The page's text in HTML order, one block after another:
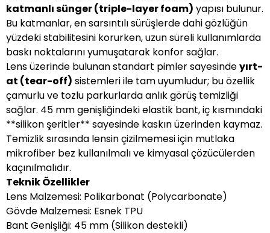
katmanlı sünger (triple-layer foam) yapısı bulunur.
Bu katmanlar, en sarsıntılı sürüşlerde dahi gözlüğün
yüzdeki stabilitesini korurken, uzun süreli kullanımlarda
baskı noktalarını yumuşatarak konfor sağlar.
Lens üzerinde bulunan standart pimler sayesindeyırt-
at (tear-off) sistemleri ile tam uyumludur; bu özellik
çamurlu ve tozlu parkurlarda anlık görüş temizliği
sağlar. 45 mm genişliğindeki elastik bant, iç kısmındaki
**silikon şeritler** sayesinde kaskın üzerinden kaymaz.
Temizlik sırasında lensin çizilmemesi için mutlaka
mikrofiber bez kullanılmalı ve kimyasal çözücülerden
kaçınılmalıdır.
Teknik Özellikler
Lens Malzemesi: Polikarbonat (Polycarbonate)
Gövde Malzemesi: Esnek TPU
Bant Genişliği: 45 mm (Silikon destekli)